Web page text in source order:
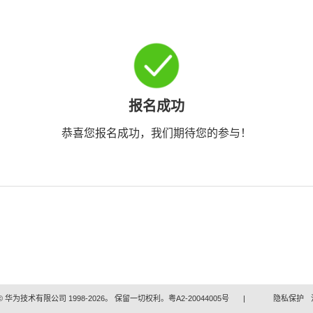
报名成功
恭喜您报名成功，我们期待您的参与！
华为技术有限公司 1998-2026。 保留一切权利。粤A2-20044005号 | 隐私保护